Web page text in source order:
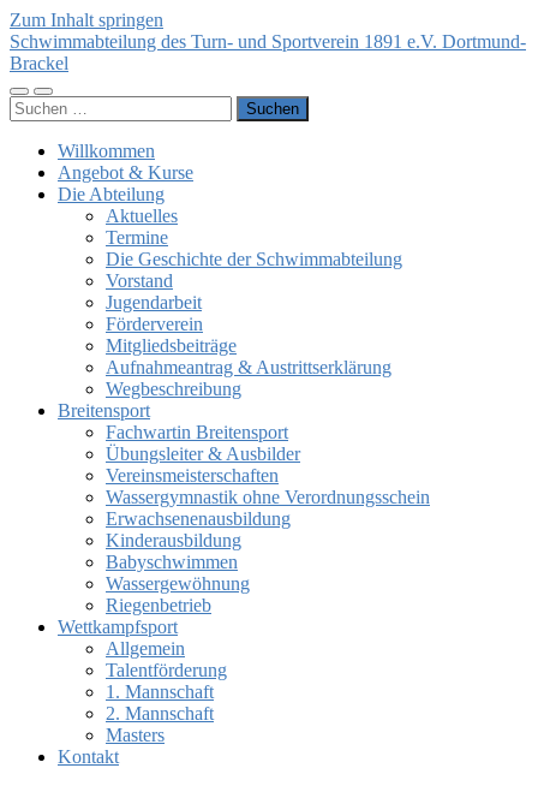
Zum Inhalt springen
Schwimmabteilung des Turn- und Sportverein 1891 e.V. Dortmund-
Brackel
Mobile-
Menü
Suchfeld
ein-/ausblenden
Suchen
nach:
Willkommen
Angebot & Kurse
Die Abteilung
Aktuelles
Termine
Die Geschichte der Schwimmabteilung
Vorstand
Jugendarbeit
Förderverein
Mitgliedsbeiträge
Aufnahmeantrag & Austrittserklärung
Wegbeschreibung
Breitensport
Fachwartin Breitensport
Übungsleiter & Ausbilder
Vereinsmeisterschaften
Wassergymnastik ohne Verordnungsschein
Erwachsenenausbildung
Kinderausbildung
Babyschwimmen
Wassergewöhnung
Riegenbetrieb
Wettkampfsport
Allgemein
Talentförderung
1. Mannschaft
2. Mannschaft
Masters
Kontakt